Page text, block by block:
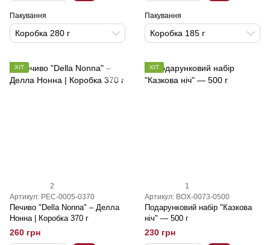
Пакування
Коробка 280 г
Пакування
Коробка 185 г
ХІТ
2
Артикул: PEC-0005-0370
Печиво "Della Nonna" – Делла
Нонна | Коробка 370 г
260 грн
ХІТ
1
Артикул: BOX-0073-0500
Подарунковий набір "Казкова
ніч" — 500 г
230 грн